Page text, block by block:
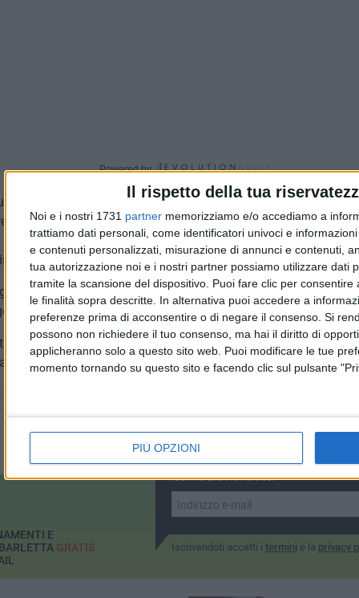
Il rispetto della tua
Noi e i nostri 1731 partner memorizziamo e/o accediamo a
trattiamo dati personali, come identificatori univoci e
e contenuti personalizzati, misurazione di annunci e contenuti,
tua autorizzazione noi e i nostri partner possiamo utilizzare dati
tramite la scansione del dispositivo. Puoi fare clic per
le finalità sopra descritte. In alternativa puoi accedere a
preferenze prima di acconsentire o di negare il consenso. Si
possono non richiedere il tuo consenso, ma hai il diritto di
applicheranno solo a questo sito web. Puoi modificare le tue
momento tornando su questo sito e facendo clic sul pulsante
PIÙ OPZIONI
Powered by
22 novembre con inizio alle ore 18, il Consiglio comunale
(1° piano Teatro "Curci").
n. 267/2000: stato di crisi del settore agricolo - discussione.
C.C.: risoluzione consiliare "Inail – Sede di Barletta"
in diretta dall'emittente televisiva locale Tele Radio
del servizio, sul canale 50 UHF in tecnica analogica.
Iscriviti alla Newsletter
Iscrivendoti accetti i termini e la privacy
E
GRATIS